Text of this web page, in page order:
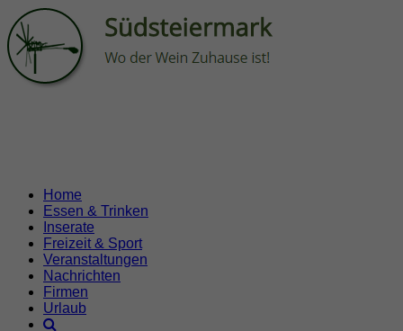
Home
Essen & Trinken
Inserate
Freizeit & Sport
Veranstaltungen
Nachrichten
Firmen
Urlaub